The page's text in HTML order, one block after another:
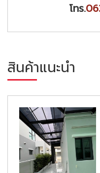
โทร.
สินค้าแนะนำ